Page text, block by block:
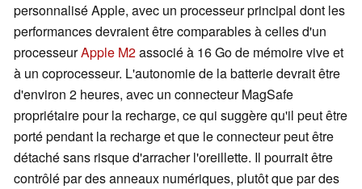
personnalisé Apple, avec un processeur principal dont les
performances devraient être comparables à celles d'un
processeurApple M2associé à 16 Go de mémoire vive et
à un coprocesseur. L'autonomie de la batterie devrait être
d'environ 2 heures, avec un connecteur MagSafe
propriétaire pour la recharge, ce qui suggère qu'il peut être
porté pendant la recharge et que le connecteur peut être
détaché sans risque d'arracher l'oreillette. Il pourrait être
contrôlé par des anneaux numériques, plutôt que par des